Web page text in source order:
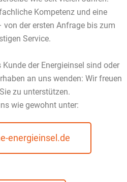
Kompetenz und eine
der ersten Anfrage bis zum
Service.
der Energieinsel sind oder
an uns wenden: Wir freuen
zu unterstützen.
wie gewohnt unter:
energieinsel.de